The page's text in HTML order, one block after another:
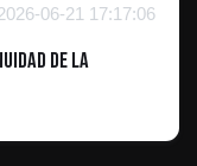
06-21 17:17:06
de la